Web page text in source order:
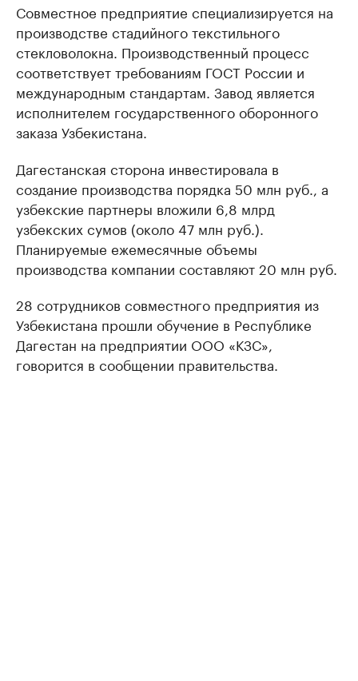
Совместное предприятие специализируется на
производстве стадийного текстильного
стекловолокна. Производственный процесс
соответствует требованиям ГОСТ России и
международным стандартам. Завод является
исполнителем государственного оборонного
заказа Узбекистана.
Дагестанская сторона инвестировала в
создание производства порядка 50 млн руб., а
узбекские партнеры вложили 6,8 млрд
узбекских сумов (около 47 млн руб.).
Планируемые ежемесячные объемы
производства компании составляют 20 млн руб.
28 сотрудников совместного предприятия из
Узбекистана прошли обучение в Республике
Дагестан на предприятии ООО «КЗС»,
говорится в сообщении правительства.